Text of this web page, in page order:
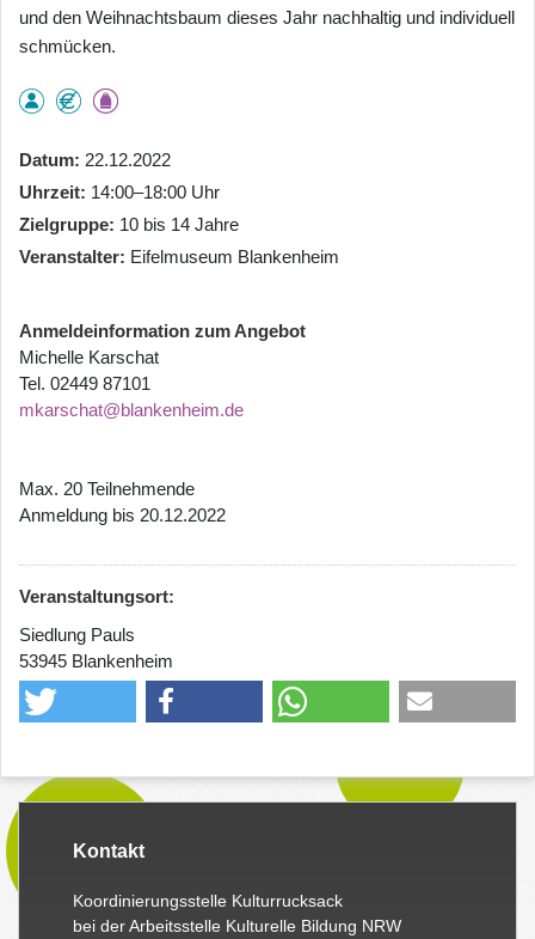
und den Weihnachtsbaum dieses Jahr nachhaltig und individuell
schmücken.
Datum 22.12.2022
Uhrzeit 14:00–18:00 Uhr
Zielgruppe 10 bis 14 Jahre
Veranstalter Eifelmuseum Blankenheim
Anmeldeinformation zum Angebot
Michelle Karschat
Tel. 02449 87101
mkarschat@blankenheim.de
Max. 20 Teilnehmende
Anmeldung bis 20.12.2022
Veranstaltungsort:
Siedlung Pauls
53945 Blankenheim
Kontakt
Koordinierungsstelle Kulturrucksack
bei der Arbeitsstelle Kulturelle Bildung NRW